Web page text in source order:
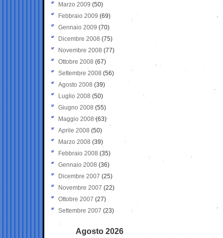
Marzo 2009 (50)
Febbraio 2009 (69)
Gennaio 2009 (70)
Dicembre 2008 (75)
Novembre 2008 (77)
Ottobre 2008 (67)
Settembre 2008 (56)
Agosto 2008 (39)
Luglio 2008 (50)
Giugno 2008 (55)
Maggio 2008(63)
Aprile 2008 (50)
Marzo 2008 (39)
Febbraio 2008 (35)
Gennaio 2008 (36)
Dicembre 2007 (25)
Novembre 2007 (22)
Ottobre 2007 (27)
Settembre 2007 (23)
Agosto 2026